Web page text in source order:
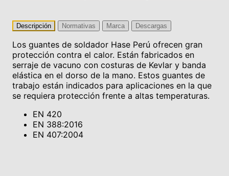
Descripción Normativas Marca Descargas
Los guantes de soldador Hase Perú ofrecen gran
protección contra el calor. Están fabricados en
serraje de vacuno con costuras de Kevlar y banda
elástica en el dorso de la mano. Estos guantes de
trabajo están indicados para aplicaciones en la que
se requiera protección frente a altas temperaturas.
EN 420
EN 388:2016
EN 407:2004